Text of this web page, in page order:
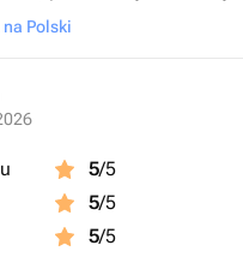
na Polski
5/5
5/5
5/5